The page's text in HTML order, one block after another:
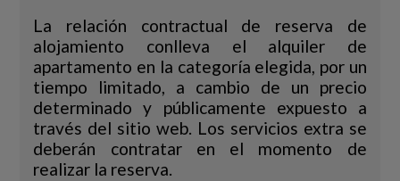
La relación contractual de reserva de
alojamiento conlleva el alquiler de
apartamento en la categoría elegida, por un
tiempo limitado, a cambio de un precio
determinado y públicamente expuesto a
través del sitio web. Los servicios extra se
deberán contratar en el momento de
realizar la reserva.